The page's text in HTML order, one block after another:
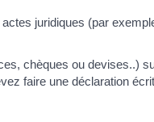
juridiques (par
chèques ou devises..)
faire une déclaration